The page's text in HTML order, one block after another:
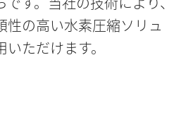
性の高い水素圧縮ソリュ
ただけます。